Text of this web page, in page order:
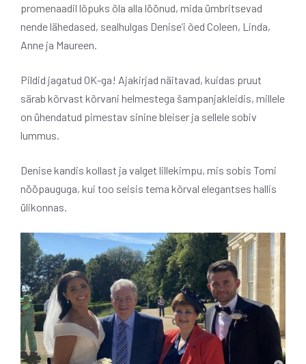
promenaadil lõpuks õla alla löönud, mida ümbritsevad
nende lähedased, sealhulgas Denise’i õed Coleen, Linda,
Anne ja Maureen.
Pildid jagatud OK-ga! Ajakirjad näitavad, kuidas pruut
särab kõrvast kõrvani helmestega šampanjakleidis, millele
on ühendatud pimestav sinine bleiser ja sellele sobiv
lummus.
Denise kandis kollast ja valget lillekimpu, mis sobis Tomi
nööpauguga, kui too seisis tema kõrval elegantses hallis
ülikonnas.